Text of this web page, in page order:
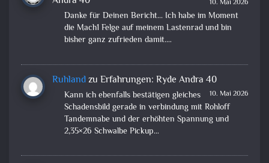
10. Mai 2026
Danke für Deinen Bericht... Ich habe im Moment
die Mach1 Felge auf meinem Lastenrad und bin
bisher ganz zufrieden damit.…
Ruhlandzu Erfahrungen: Ryde Andra 40
10. Mai 2026
Kann ich ebenfalls bestätigen gleiches
Schadensbild gerade in verbindung mit Rohloff
Tandemnabe und der erhöhten Spannung und
2,35×26 Schwalbe Pickup…